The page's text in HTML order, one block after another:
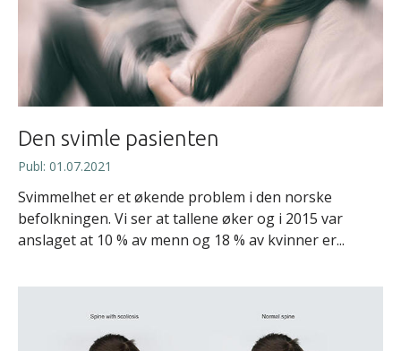
Den svimle pasienten
Publ: 01.07.2021
Svimmelhet er et økende problem i den norske
befolkningen. Vi ser at tallene øker og i 2015 var
anslaget at 10 % av menn og 18 % av kvinner er...